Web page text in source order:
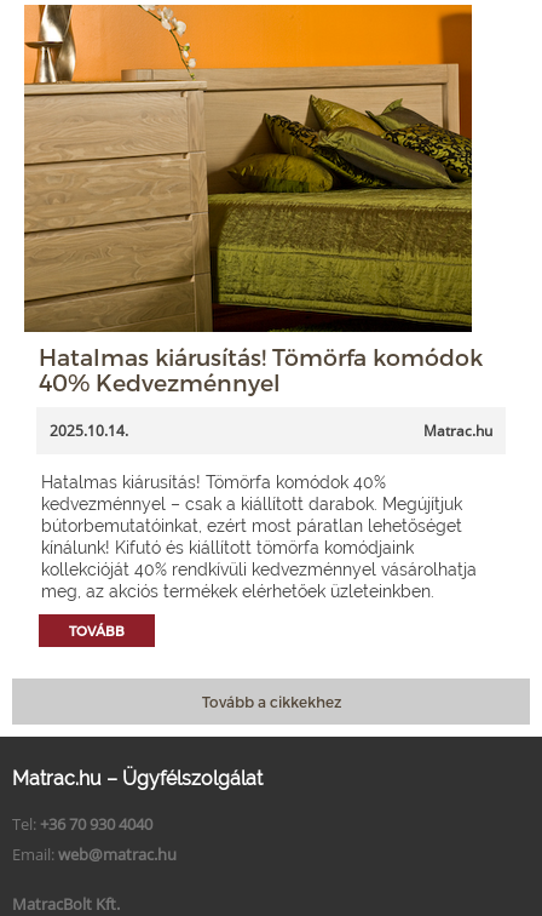
Hatalmas kiárusítás! Tömörfa komódok
40% Kedvezménnyel
2025.10.14. Matrac.hu
Hatalmas kiárusítás! Tömörfa komódok 40%
kedvezménnyel – csak a kiállított darabok. Megújítjuk
bútorbemutatóinkat, ezért most páratlan lehetőséget
kínálunk! Kifutó és kiállított tömörfa komódjaink
kollekcióját 40% rendkívüli kedvezménnyel vásárolhatja
meg, az akciós termékek elérhetőek üzleteinkben.
TOVÁBB
Tovább a cikkekhez
Matrac.hu – Ügyfélszolgálat
Tel: +36 70 930 4040
Email: web@matrac.hu
MatracBolt Kft.